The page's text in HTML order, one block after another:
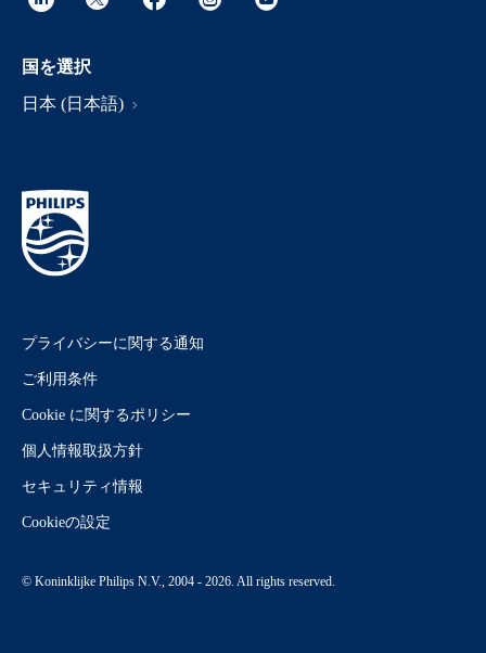
国を選択
日本 (日本語)
プライバシーに関する通知
ご利用条件
Cookie に関するポリシー
個人情報取扱方針
セキュリティ情報
Cookieの設定
© Koninklijke Philips N.V., 2004 - 2026. All rights reserved.